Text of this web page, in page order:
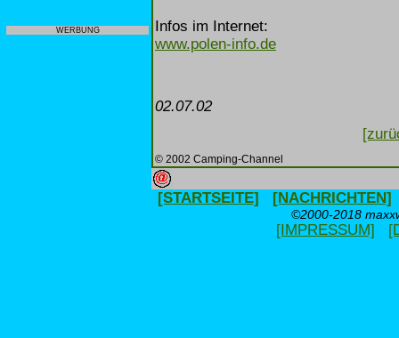
WERBUNG
Infos im Internet:
www.polen-info.de
02.07.02
© 2002 Camping-Channel
[STARTSEITE] [NACHRICHTEN]
©2000-2018
[IMPRESSUM]